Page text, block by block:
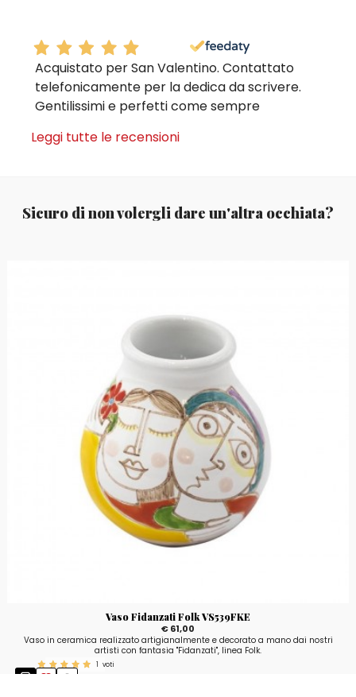
Acquistato per San Valentino. Contattato
telefonicamente per la dedica da scrivere.
Gentilissimi e perfetti come sempre
Leggi tutte le recensioni
Sicuro di non volergli dare un'altra occhiata?
Vaso Fidanzati Folk VS539FKE
€ 61,00
Vaso in ceramica realizzato artigianalmente e decorato a mano dai nostri
artisti con fantasia "Fidanzati", linea Folk.
1 voti